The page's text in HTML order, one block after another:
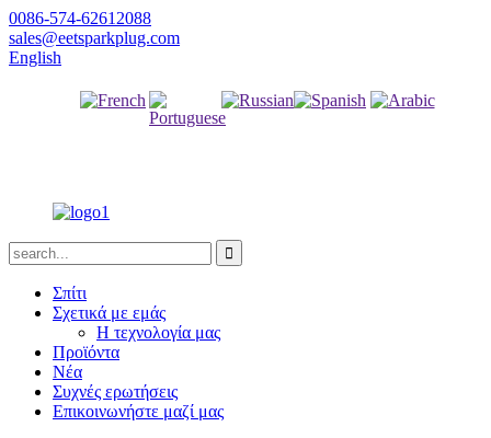
0086-574-62612088
sales@eetsparkplug.com
English
Σπίτι
Σχετικά με εμάς
Η τεχνολογία μας
Προϊόντα
Νέα
Συχνές ερωτήσεις
Επικοινωνήστε μαζί μας